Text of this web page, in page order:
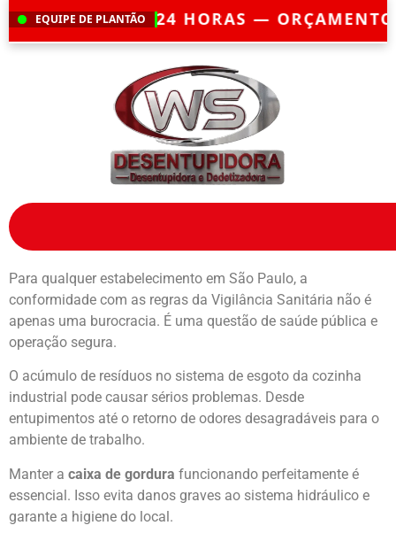
EQUIPE DE PLANTÃO
24 HORAS — ORÇAMENTO GRÁTIS —
Para qualquer estabelecimento em São Paulo, a
conformidade com as regras da Vigilância Sanitária não é
apenas uma burocracia. É uma questão de saúde pública e
operação segura.
O acúmulo de resíduos no sistema de esgoto da cozinha
industrial pode causar sérios problemas. Desde
entupimentos até o retorno de odores desagradáveis para o
ambiente de trabalho.
Manter a caixa de gordura funcionando perfeitamente é
essencial. Isso evita danos graves ao sistema hidráulico e
garante a higiene do local.